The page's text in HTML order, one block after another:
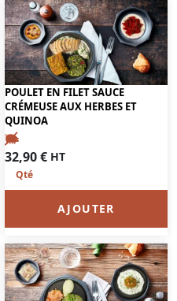
POULET EN FILET SAUCE
CRÉMEUSE AUX HERBES ET
QUINOA
32,90€ HT
AJOUTER